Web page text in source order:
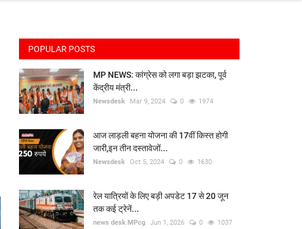
POPULAR POSTS
MP NEWS: कांग्रेस को लगा बड़ा झटका, पूर्व
केंद्रीय मंत्री...
Newsdesk Mar 9, 2024 0 1974
आज लाड़ली बहना योजना की 17वीं किस्त होगी
जारी,इन तीन दस्तावेजों...
Newsdesk Oct 5, 2024 0 1630
रेल यात्रियों के लिए बड़ी अपडेट 17 से 20 जून
तक कई ट्रेनें...
news desk MPcg Jun 1, 2026 0 1037